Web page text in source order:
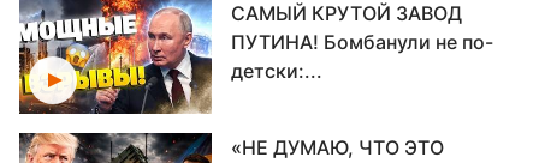
САМЫЙ КРУТОЙ ЗАВОД
ПУТИНА! Бомбанули не по-
детски:...
«НЕ ДУМАЮ, ЧТО ЭТО